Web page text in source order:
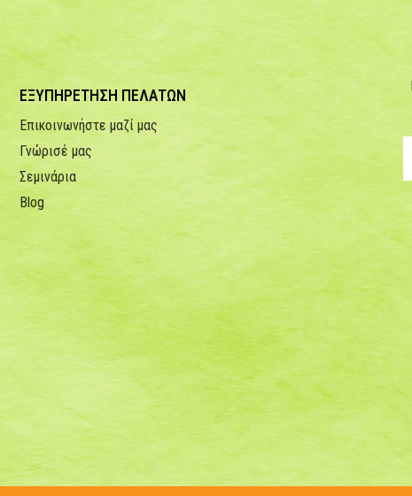
ΕΞΥΠΗΡΕΤΗΣΗ ΠΕΛΑΤΩΝ
Επικοινωνήστε μαζί μας
Γνώρισέ μας
Σεμινάρια
Blog